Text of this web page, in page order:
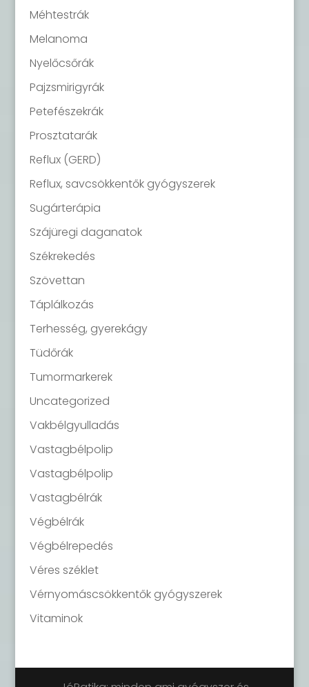
Méhtestrák
Melanoma
Nyelőcsőrák
Pajzsmirigyrák
Petefészekrák
Prosztatarák
Reflux (GERD)
Reflux, savcsökkentők gyógyszerek
Sugárterápia
Szájüregi daganatok
Székrekedés
Szövettan
Táplálkozás
Terhesség, gyerekágy
Tüdőrák
Tumormarkerek
Uncategorized
Vakbélgyulladás
Vastagbélpolip
Vastagbélpolip
Vastagbélrák
Végbélrák
Végbélrepedés
Véres széklet
Vérnyomáscsökkentők gyógyszerek
Vitaminok